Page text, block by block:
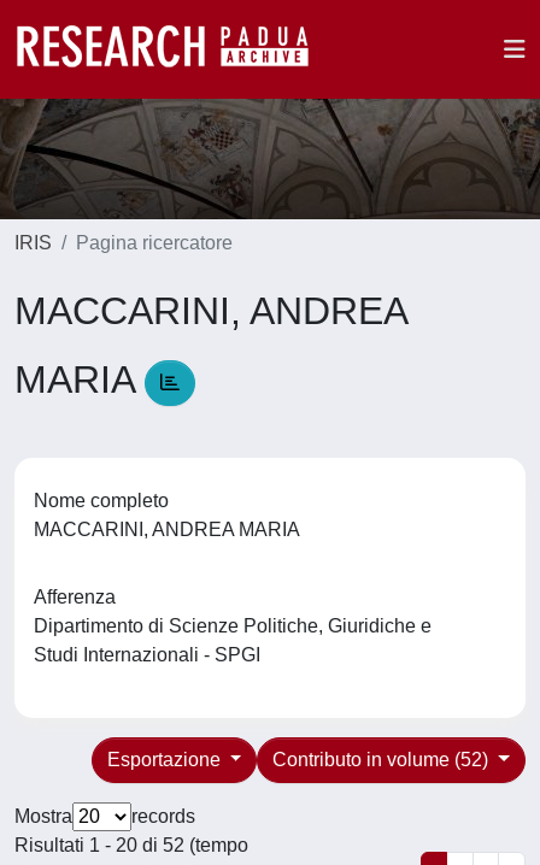
IRIS Pagina ricercatore
MACCARINI, ANDREA
MARIA
Nome completo
MACCARINI, ANDREA MARIA
Afferenza
Dipartimento di Scienze Politiche, Giuridiche e
Studi Internazionali - SPGI
Contributo in volume (52)
Esportazione
Mostra
records
Risultati 1 - 20 di 52 (tempo